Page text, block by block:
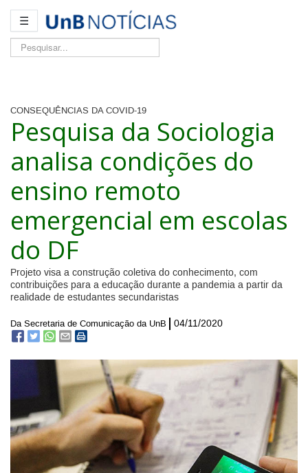
☰
Pesquisar...
CONSEQUÊNCIAS DA COVID-19
Pesquisa da Sociologia
analisa condições do
ensino remoto
emergencial em escolas
do DF
Projeto visa a construção coletiva do conhecimento, com
contribuições para a educação durante a pandemia a partir da
realidade de estudantes secundaristas
Da Secretaria de Comunicação da UnB 04/11/2020